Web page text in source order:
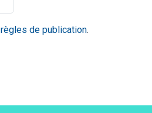
règles de publication.